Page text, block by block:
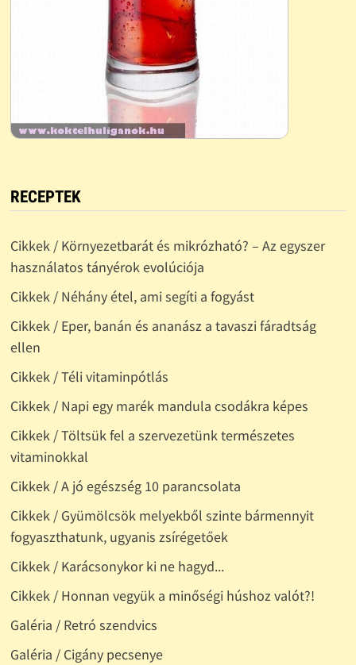
RECEPTEK
Cikkek / Környezetbarát és mikrózható? – Az egyszer
használatos tányérok evolúciója
Cikkek / Néhány étel, ami segíti a fogyást
Cikkek / Eper, banán és ananász a tavaszi fáradtság
ellen
Cikkek / Téli vitaminpótlás
Cikkek / Napi egy marék mandula csodákra képes
Cikkek / Töltsük fel a szervezetünk természetes
vitaminokkal
Cikkek / A jó egészség 10 parancsolata
Cikkek / Gyümölcsök melyekből szinte bármennyit
fogyaszthatunk, ugyanis zsírégetőek
Cikkek / Karácsonykor ki ne hagyd...
Cikkek / Honnan vegyük a minőségi húshoz valót?!
Galéria / Retró szendvics
Galéria / Cigány pecsenye